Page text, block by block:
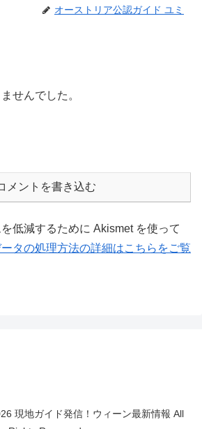
オーストリア公認ガイド ユミ
せんでした。
メントを書き込む
低減するために Akismet を使って
タの処理方法の詳細はこちらをご覧
現地ガイド発信！ウィーン最新情報 All